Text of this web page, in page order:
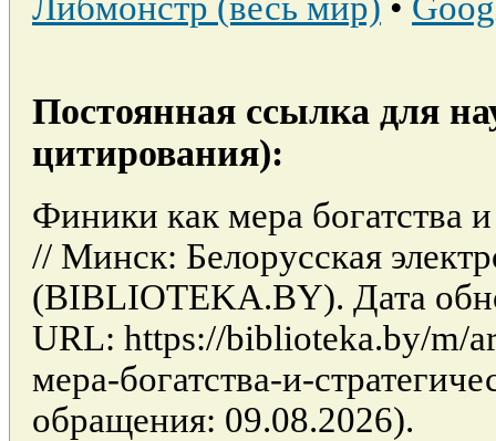
Либмонстр (весь мир) •
Постоянная ссылка для
цитирования):
Финики как мера богатства
// Минск: Белорусская
(BIBLIOTEKA.BY). Дата
URL: https://biblioteka.by/m/
мера-богатства-и-
обращения: 09.08.2026).